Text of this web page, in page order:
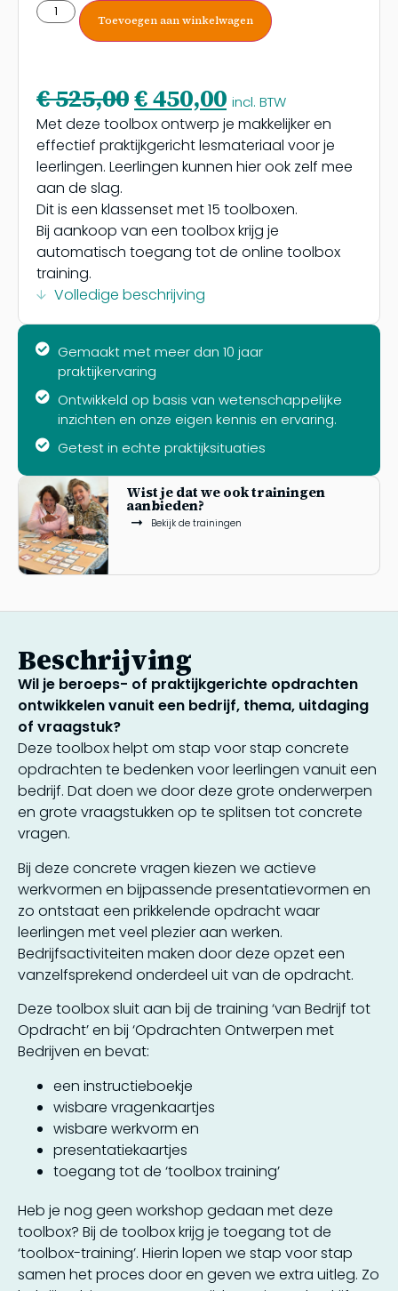
€525,00€450,00 incl. BTW
Met deze toolbox ontwerp je makkelijker en
effectief praktijkgericht lesmateriaal voor je
leerlingen. Leerlingen kunnen hier ook zelf mee
aan de slag.
Dit is een klassenset met 15 toolboxen.
Bij aankoop van een toolbox krijg je
automatisch toegang tot de online toolbox
training.
Volledige beschrijving
Toevoegen aan winkelwagen
Gemaakt met meer dan 10 jaar
praktijkervaring
Ontwikkeld op basis van wetenschappelijke
inzichten en onze eigen kennis en ervaring.
Getest in echte praktijksituaties
Wist je dat we ook trainingen
aanbieden?
Bekijk de trainingen
Beschrijving
Wil je beroeps- of praktijkgerichte opdrachten
ontwikkelen vanuit een bedrijf, thema, uitdaging
of vraagstuk?
Deze toolbox helpt om stap voor stap concrete
opdrachten te bedenken voor leerlingen vanuit een
bedrijf. Dat doen we door deze grote onderwerpen
en grote vraagstukken op te splitsen tot concrete
vragen.
Bij deze concrete vragen kiezen we actieve
werkvormen en bijpassende presentatievormen en
zo ontstaat een prikkelende opdracht waar
leerlingen met veel plezier aan werken.
Bedrijfsactiviteiten maken door deze opzet een
vanzelfsprekend onderdeel uit van de opdracht.
Deze toolbox sluit aan bij de training ‘van Bedrijf tot
Opdracht’ en bij ‘Opdrachten Ontwerpen met
Bedrijven en bevat:
een instructieboekje
wisbare vragenkaartjes
wisbare werkvorm en
presentatiekaartjes
toegang tot de ‘toolbox training’
Heb je nog geen workshop gedaan met deze
toolbox? Bij de toolbox krijg je toegang tot de
‘toolbox-training’. Hierin lopen we stap voor stap
samen het proces door en geven we extra uitleg. Zo